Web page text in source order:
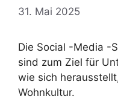
31. Mai 2025
Die Social -Media -
sind zum Ziel für
wie sich
Wohnkultur.